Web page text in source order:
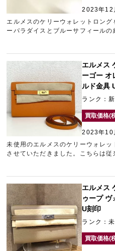
宅配
無料の宅配
2023年12
エルメスのケリーウォレットロン
ーパラダイスとブルーサフィール
ウォレットです。ご愛用されてい
ので、ぜひ一度お気軽にご相談くだ
アのブランド買取店「ギャラリー
せ。
エルメス
ーゴー オ
ルド金具
ランク：
買取価格(
2023年10
未使用のエルメスのケリーウォレッ
させていただきました。こちらは
とマチが少し大きいため使い勝手
レア名古屋大須店にお任せください
の査定額が分かる「LINE査定」も
気軽にご利用ください。
エルメス
ゥープ ヴ
U刻印
ランク：
買取価格(